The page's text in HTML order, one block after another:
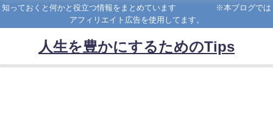
知っておくと何かと役立つ情報をまとめています ※本ブログでは
アフィリエイト広告を使用してます。
人生を豊かにするためのTips